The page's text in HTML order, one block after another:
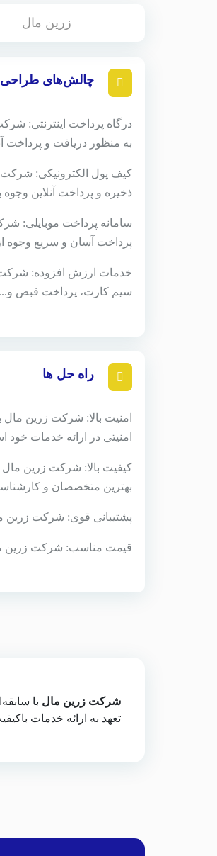
زرین مال
چالش‌های طراحی
درگاه پرداخت اینترنتی:
به منظور دریافت و پرداخت
کیف پول الکترونیکی: شرکت
ذخیره و پرداخت آنلاین
سامانه پرداخت موبایلی:
پرداخت آسان و سریع وجوه
خدمات ارزش افزوده: شرکت
سیم کارت، پرداخت قبض و...
راه حل ها
امنیت بالا: شرکت زرین
امنیتی در ارائه خدمات خود
کیفیت بالا: شرکت زرین مال
بهترین متخصصان و
پشتیبانی قوی: شرکت زرین
قیمت مناسب: شرکت زرین
شرکت زرین مال با
تعهد به ارائه خدمات